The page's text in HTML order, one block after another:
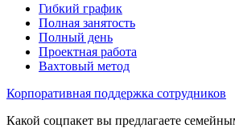
Гибкий график
Полная занятость
Полный день
Проектная работа
Вахтовый метод
Корпоративная поддержка сотрудников
Какой соцпакет вы предлагаете